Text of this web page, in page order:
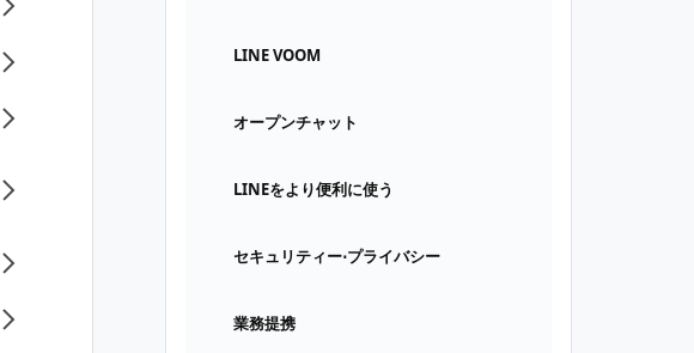
LINE VOOM
オープンチャット
LINEをより便利に使う
セキュリティー⋅プライバシー
業務提携